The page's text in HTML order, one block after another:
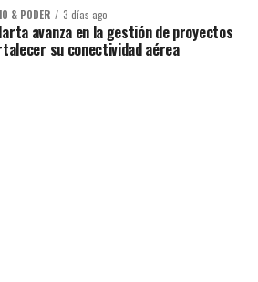
& PODER 3 días ago
avanza en la gestión de proyectos
su conectividad aérea